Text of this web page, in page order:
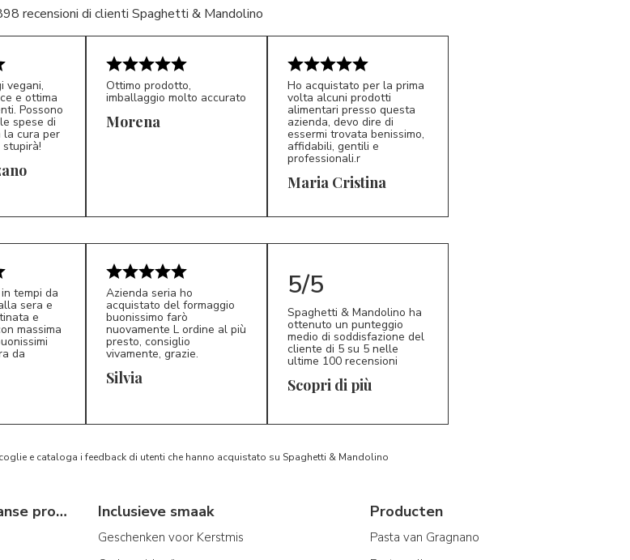
recensioni di clienti Spaghetti & Mandolino
5/5
vegani,
e ottima
Possono
spese di
la cura per
stupirà!
Ottimo prodotto,
imballaggio molto accurato
Morena
MC 5/5
Ho acquistato per la prima
volta alcuni prodotti
alimentari presso questa
azienda, devo dire di
essermi trovata benissimo,
affidabili, gentili e
professionali.r
Maria Cristina
tempi da
sera e
e
massima
da
S*
Azienda seria ho
acquistato del formaggio
buonissimo farò
nuovamente L ordine al più
presto, consiglio
vivamente, grazie.
Silvia
5/5
Spaghetti & Mandolino ha
ottenuto un punteggio
medio di soddisfazione del
cliente di 5 su 5 nelle
ultime 100 recensioni
Scopri di più
e cataloga i feedback di utenti che hanno acquistato su Spaghetti & Mandolino
Typische regionale Italiaanse producten Inclusieve smaak
Geschenken voor Kerstmis
Producten
Pasta van Gragnano